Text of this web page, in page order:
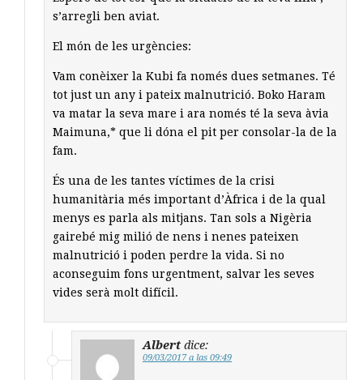
s’arregli ben aviat.
El món de les urgències:
Vam conèixer la Kubi fa només dues setmanes. Té
tot just un any i pateix malnutrició. Boko Haram
va matar la seva mare i ara només té la seva àvia
Maimuna,* que li dóna el pit per consolar-la de la
fam.
És una de les tantes víctimes de la crisi
humanitària més important d’Àfrica i de la qual
menys es parla als mitjans. Tan sols a Nigèria
gairebé mig milió de nens i nenes pateixen
malnutrició i poden perdre la vida. Si no
aconseguim fons urgentment, salvar les seves
vides serà molt difícil.
Albert dice:
09/03/2017 a las 09:49